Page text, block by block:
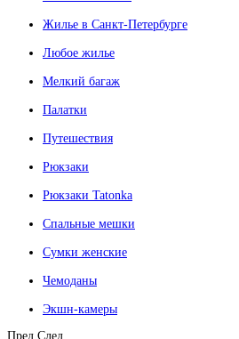
Жилье в Санкт-Петербурге
Любое жилье
Мелкий багаж
Палатки
Путешествия
Рюкзаки
Рюкзаки Tatonka
Спальные мешки
Сумки женские
Чемоданы
Экшн-камеры
Пред След